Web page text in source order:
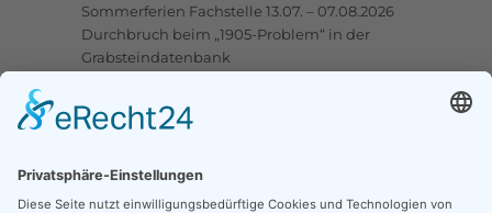
Sommerferien Fachstelle 13.07. – 07.08.2026
Durchbruch beim „1905-Problem“ in der
Grabsteindatenbank
Facebook
Ortssippenbücher-Online